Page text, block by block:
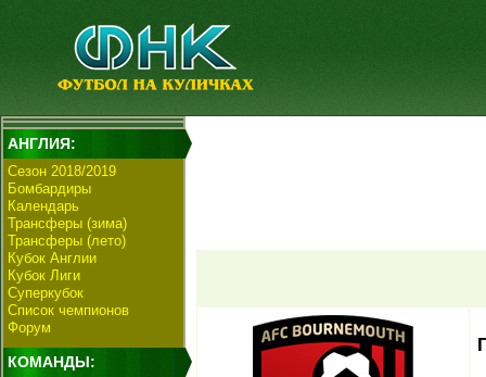
АНГЛИЯ:
Сезон 2018/2019
Бомбардиры
Календарь
Трансферы (зима)
Трансферы (лето)
Кубок Англии
Кубок Лиги
Суперкубок
Список чемпионов
Форум
КОМАНДЫ: